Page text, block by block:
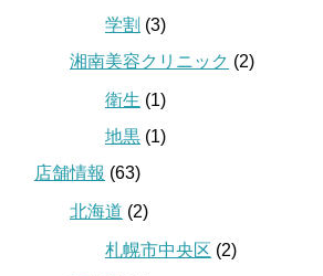
学割 (3)
湘南美容クリニック (2)
衛生 (1)
地黒 (1)
店舗情報 (63)
北海道 (2)
札幌市中央区 (2)